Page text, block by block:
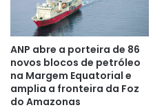
Faixa 1:atenderá famílias
R$ 2.640
Faixa 2:contempla núcleos
mensal de R$ 2.640,01 a R$
ANP abre a porteira de 86
novos blocos de petróleo
na Margem Equatorial e
amplia a fronteira da Foz
do Amazonas